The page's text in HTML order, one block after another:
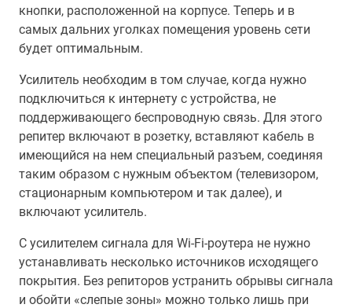
кнопки, расположенной на корпусе. Теперь и в
самых дальних уголках помещения уровень сети
будет оптимальным.
Усилитель необходим в том случае, когда нужно
подключиться к интернету с устройства, не
поддерживающего беспроводную связь. Для этого
репитер включают в розетку, вставляют кабель в
имеющийся на нем специальный разъем, соединяя
таким образом с нужным объектом (телевизором,
стационарным компьютером и так далее), и
включают усилитель.
С усилителем сигнала для Wi-Fi-роутера не нужно
устанавливать несколько источников исходящего
покрытия. Без репиторов устранить обрывы сигнала
и обойти «слепые зоны» можно только лишь при